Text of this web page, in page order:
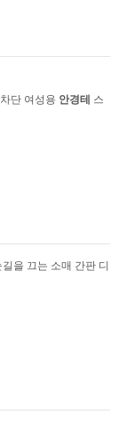
단 여성용 안경테
스
을 끄는 소매 간판 디